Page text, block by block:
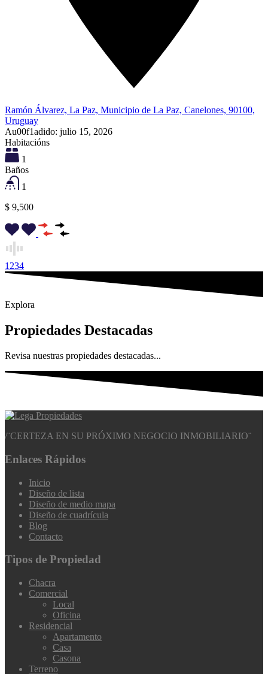
Ramón Álvarez, La Paz, Municipio de La Paz, Canelones, 90100,
Uruguay
Au00f1adido: julio 15, 2026
Habitacións
1
Baños
1
$ 9,500
1 234
Explora
Propiedades Destacadas
Revisa nuestras propiedades destacadas...
/¨CERTEZA EN SU PRÓXIMO NEGOCIO INMOBILIARIO¨
Enlaces Rápidos
Inicio
Diseño de lista
Diseño de medio mapa
Diseño de cuadrícula
Blog
Contacto
Tipos de Propiedad
Chacra
Comercial
Local
Oficina
Residencial
Apartamento
Casa
Casona
Terreno